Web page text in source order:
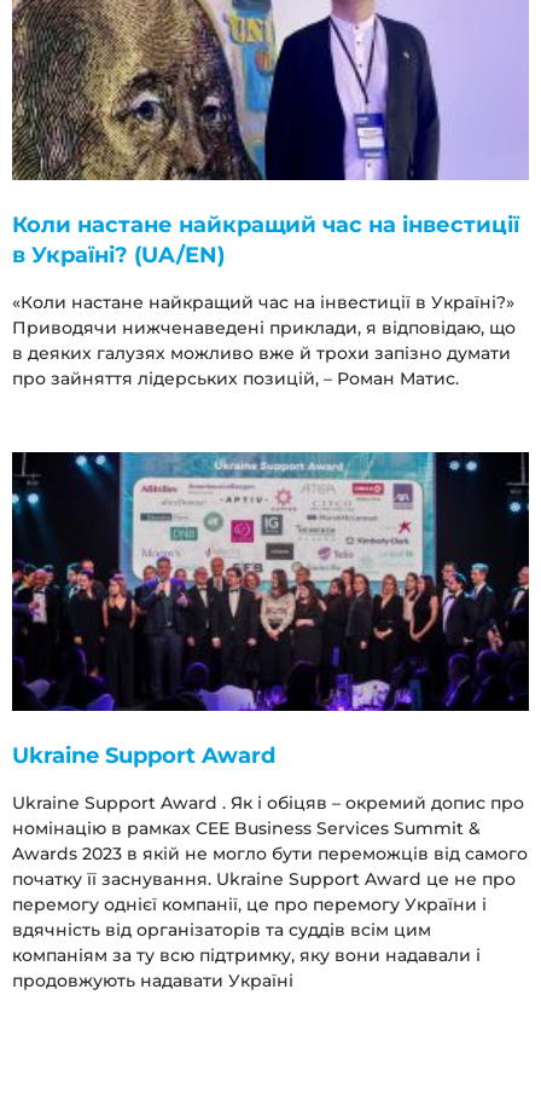
Коли настане найкращий час на інвестиції
в Україні? (UA/EN)
«Коли настане найкращий час на інвестиції в Україні?»
Приводячи нижченаведені приклади, я відповідаю, що
в деяких галузях можливо вже й трохи запізно думати
про зайняття лідерських позицій, – Роман Матис.
Ukraine Support Award
Ukraine Support Award . Як і обіцяв – окремий допис про
номінацію в рамках CEE Business Services Summit &
Awards 2023 в якій не могло бути переможців від самого
початку її заснування. Ukraine Support Award це не про
перемогу однієї компанії, це про перемогу України і
вдячність від організаторів та суддів всім цим
компаніям за ту всю підтримку, яку вони надавали і
продовжують надавати Україні